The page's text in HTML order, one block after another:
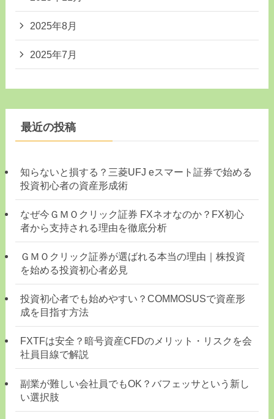
2025年8月
2025年7月
最近の投稿
知らないと損する？三菱UFJ eスマート証券で始める
投資初心者の資産形成術
なぜ今ＧＭＯクリック証券 FXネオなのか？FX初心
者から支持される理由を徹底分析
ＧＭＯクリック証券が選ばれる本当の理由｜株投資
を始める投資初心者必見
投資初心者でも始めやすい？COMMOSUSで資産形
成を目指す方法
FXTFは安全？暗号資産CFDのメリット・リスクを会
社員目線で解説
副業が難しい会社員でもOK？バフェッサという新し
い選択肢